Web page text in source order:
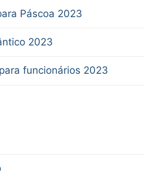
Páscoa 2023
2023
funcionários 2023